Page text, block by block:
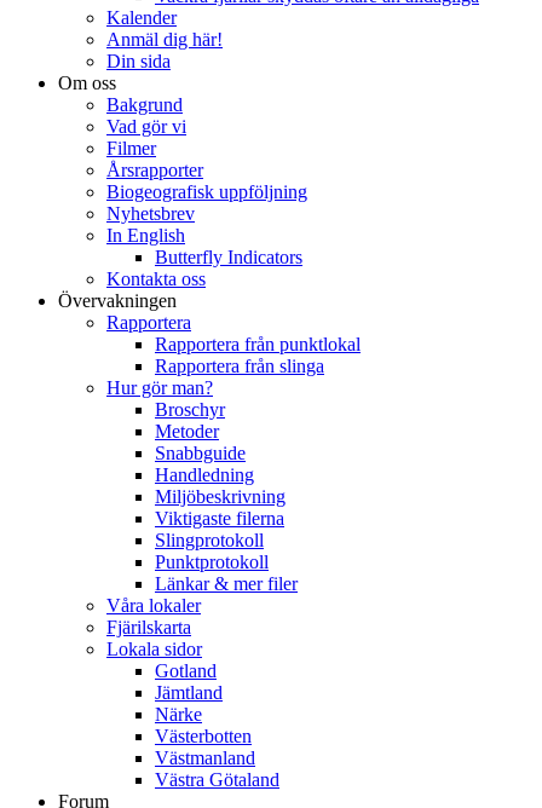
Kalender
Anmäl dig här!
Din sida
Om oss
Bakgrund
Vad gör vi
Filmer
Årsrapporter
Biogeografisk uppföljning
Nyhetsbrev
In English
Butterfly Indicators
Kontakta oss
Övervakningen
Rapportera
Rapportera från punktlokal
Rapportera från slinga
Hur gör man?
Broschyr
Metoder
Snabbguide
Handledning
Miljöbeskrivning
Viktigaste filerna
Slingprotokoll
Punktprotokoll
Länkar & mer filer
Våra lokaler
Fjärilskarta
Lokala sidor
Gotland
Jämtland
Närke
Västerbotten
Västmanland
Västra Götaland
Forum